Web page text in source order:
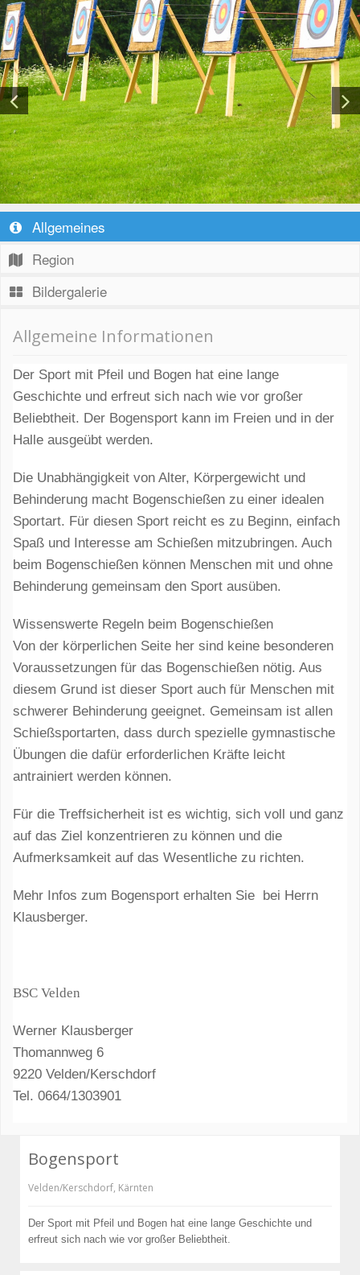
Allgemeines
Region
Bildergalerie
Allgemeine Informationen
Der Sport mit Pfeil und Bogen hat eine lange
Geschichte und erfreut sich nach wie vor großer
Beliebtheit. Der Bogensport kann im Freien und in der
Halle ausgeübt werden.
Die Unabhängigkeit von Alter, Körpergewicht und
Behinderung macht Bogenschießen zu einer idealen
Sportart. Für diesen Sport reicht es zu Beginn, einfach
Spaß und Interesse am Schießen mitzubringen. Auch
beim Bogenschießen können Menschen mit und ohne
Behinderung gemeinsam den Sport ausüben.
Wissenswerte Regeln beim Bogenschießen
Von der körperlichen Seite her sind keine besonderen
Voraussetzungen für das Bogenschießen nötig. Aus
diesem Grund ist dieser Sport auch für Menschen mit
schwerer Behinderung geeignet. Gemeinsam ist allen
Schießsportarten, dass durch spezielle gymnastische
Übungen die dafür erforderlichen Kräfte leicht
antrainiert werden können.
Für die Treffsicherheit ist es wichtig, sich voll und ganz
auf das Ziel konzentrieren zu können und die
Aufmerksamkeit auf das Wesentliche zu richten.
Mehr Infos zum Bogensport erhalten Sie bei Herrn
Klausberger.
BSC Velden
Werner Klausberger
Thomannweg 6
9220 Velden/Kerschdorf
Tel. 0664/1303901
Bogensport
Velden/Kerschdorf, Kärnten
Der Sport mit Pfeil und Bogen hat eine lange Geschichte und
erfreut sich nach wie vor großer Beliebtheit.